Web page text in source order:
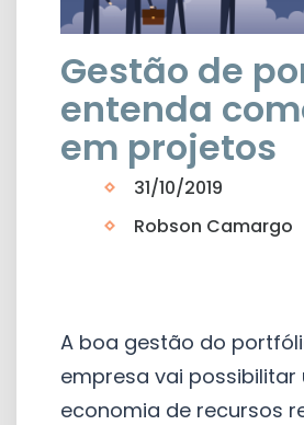
Gestão de
entenda
em projetos
31/10/2019
Robson Camargo
A boa gestão do
empresa vai possibilitar
economia de recursos